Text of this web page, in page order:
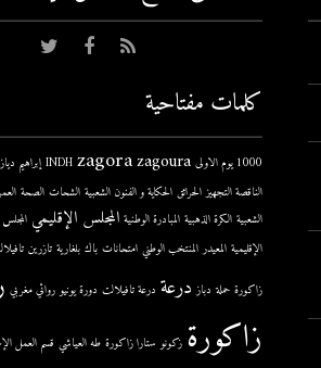
كلمات مفتاحية
1000 يوم الاولى INDH zagorazagoura إبراهيم دياز
الناقصة التجهيز الحرائق الحكاية و الفنون الشعبية الشحات الصحة
الشعبية الكرة الذهبية المبادرة الوطنية المجلس الإقليمي
الإقليمية المعيدر المنتخب الوطني امتحانات باك بلغارية تازرين
زاكورة حملة دباز درعة درعة تافيلالت دورة يونيو روائي مغربي
زاكورة زكونو ستارا زاكورة طه العياشي قسم العمل